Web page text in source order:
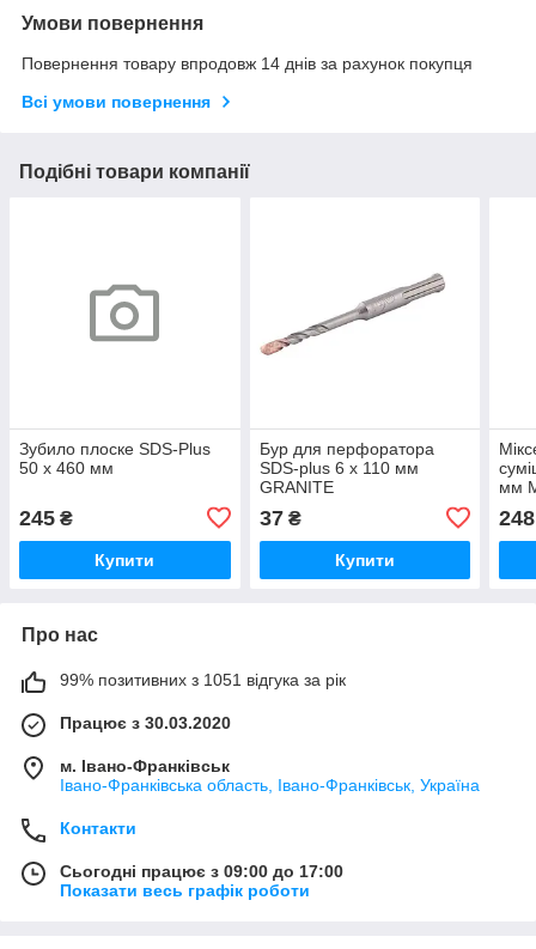
Умови повернення
Повернення товару впродовж 14 днів за рахунок покупця
Всі умови повернення
Подібні товари компанії
Зубило плоске SDS-Plus
50 х 460 мм
245 ₴
Купити
Бур для перфоратора
SDS-plus 6 х 110 мм
GRANITE
37₴
Купити
мм
248
Про нас
99% позитивних з 1051 відгука за рік
Працює з 30.03.2020
м. Івано-Франківськ
Івано-Франківська область, Івано-Франківськ, Україна
Контакти
Сьогодні працює з 09:00 до 17:00
Показати весь графік роботи